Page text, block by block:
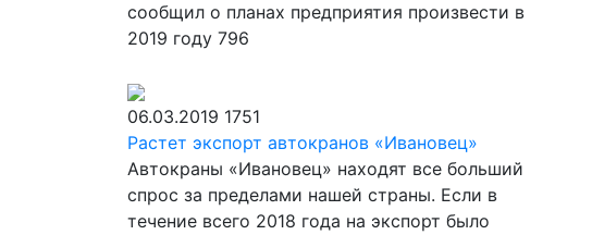
сообщил о планах предприятия произвести в
2019 году 796
06.03.2019 1751
Растет экспорт автокранов «Ивановец»
Автокраны «Ивановец» находят все больший
спрос за пределами нашей страны. Если в
течение всего 2018 года на экспорт было